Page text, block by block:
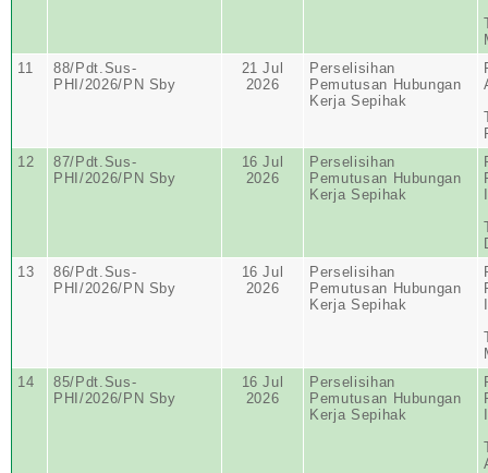
11
88/Pdt.Sus-
PHI/2026/PN Sby
21 Jul
2026
Perselisihan
Pemutusan Hubungan
Kerja Sepihak
12
87/Pdt.Sus-
PHI/2026/PN Sby
16 Jul
2026
Perselisihan
Pemutusan Hubungan
Kerja Sepihak
13
86/Pdt.Sus-
PHI/2026/PN Sby
16 Jul
2026
Perselisihan
Pemutusan Hubungan
Kerja Sepihak
14
85/Pdt.Sus-
PHI/2026/PN Sby
16 Jul
2026
Perselisihan
Pemutusan Hubungan
Kerja Sepihak